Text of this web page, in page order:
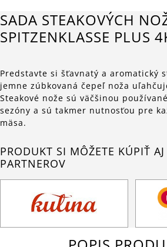
SADA STEAKOVÝCH
SPITZENKLASSE PLUS
Predstavte si šťavnatý a aromatický
jemne zúbkovaná čepeľ noža
Steakové nože sú väčšinou
sezóny a sú takmer nutnosťou pre
mäsa.
PRODUKT SI MÔŽETE KÚPIŤ
PARTNEROV